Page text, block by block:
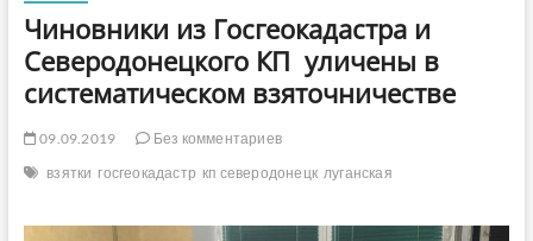
Чиновники из Госгеокадастра и
Северодонецкого КП уличены в
систематическом взяточничестве
09.09.2019
Без комментариев
взятки госгеокадастр кп северодонецк луганская